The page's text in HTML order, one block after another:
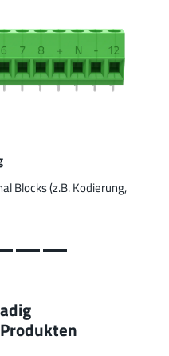
Blocks (z.B. Kodierung,